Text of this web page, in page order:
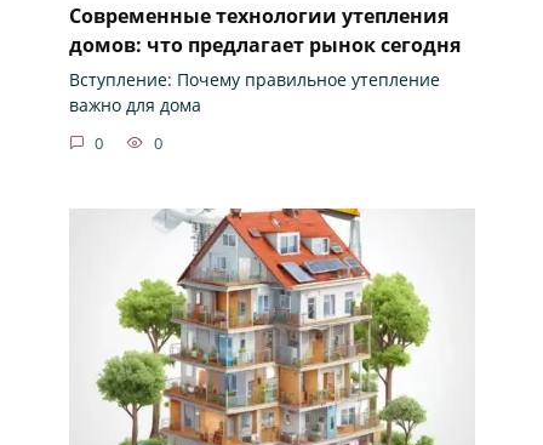
Современные технологии утепления
домов: что предлагает рынок сегодня
Вступление: Почему правильное утепление
важно для дома
0 0